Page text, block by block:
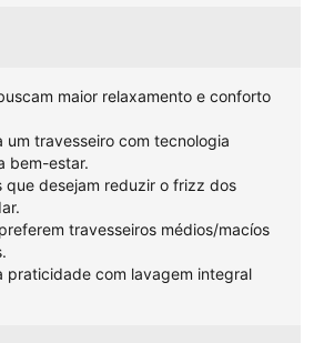
maior relaxamento e conforto
um travesseiro com tecnologia
bem-estar.
que desejam reduzir o frizz dos
travesseiros médios/macíos
praticidade com lavagem integral